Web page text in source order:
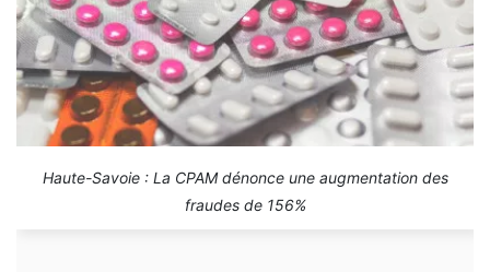
Haute-Savoie : La CPAM dénonce une augmentation des
fraudes de 156%